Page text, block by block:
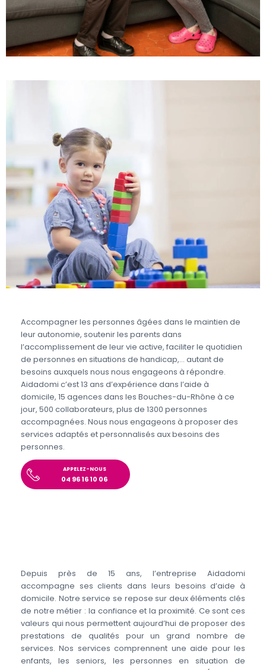
Accompagner les personnes âgées dans le maintien de
leur autonomie, soutenir les parents dans
l’accomplissement de leur vie active, faciliter le quotidien
de personnes en situations de handicap,… autant de
besoins auxquels nous nous engageons à répondre.
Aidadomi c’est 13 ans d’expérience dans l’aide à
domicile, 15 agences dans les Bouches-du-Rhône à ce
jour, 500 collaborateurs, plus de 1300 personnes
accompagnées. Nous nous engageons à proposer des
services adaptés et personnalisés aux besoins des
personnes.
APPELEZ-NOUS
04 96 16 10 06
Depuis près de 15 ans, l’entreprise Aidadomi
accompagne ses clients dans leurs besoins d’aide à
domicile. Notre service se repose sur deux éléments clés
de notre métier : la confiance et la proximité. Ce sont ces
valeurs qui nous permettent aujourd’hui de proposer des
prestations de qualités pour un grand nombre de
services. Nos services comprennent une aide pour les
enfants, les seniors, les personnes en situation de